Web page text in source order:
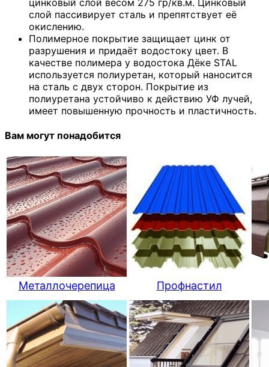
цинковый слой весом 275 гр/кв.м. Цинковый
слой пассивирует сталь и препятствует её
окислению.
Полимерное покрытие защищает цинк от
разрушения и придаёт водостоку цвет. В
качестве полимера у водостока Дёке STAL
используется полиуретан, который наносится
на сталь с двух сторон. Покрытие из
полиуретана устойчиво к действию УФ лучей,
имеет повышенную прочность и пластичность.
Вам могут понадобится
Металлочерепица Профнастил